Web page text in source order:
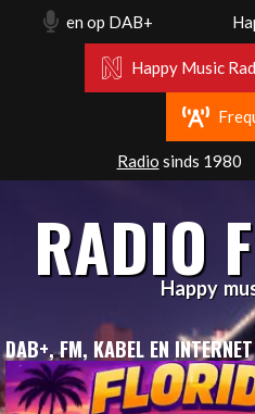
en op DAB+
Happy Music
Radio sinds 1980
RADIO
Happy
DAB+, FM, KABEL EN INTERNET